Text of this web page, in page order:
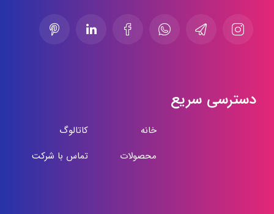
دسترسی سریع
خانه
کاتالوگ
محصولات
تماس با شرکت